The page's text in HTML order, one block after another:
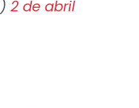
2 de abril